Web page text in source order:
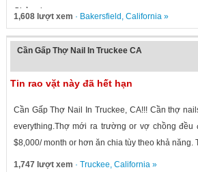
Chủ vui...
1,608 lượt xem · Bakersfield , California»
Cần Gấp Thợ Nail In Truckee CA
Tin rao vặt này đã hết hạn
Cần Gấp Thợ Nail In Truckee, CA!!! Cần thợ
everything.Thợ mới ra trường or vợ chồng
$8,000/ month or hơn ăn chia tùy theo khả năng.
1,747 lượt xem · Truckee, California»